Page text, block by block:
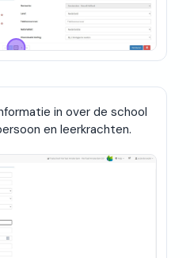
in over de school
en leerkrachten.